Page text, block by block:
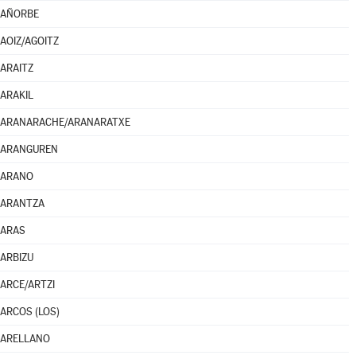
AÑORBE
AOIZ/AGOITZ
ARAITZ
ARAKIL
ARANARACHE/ARANARATXE
ARANGUREN
ARANO
ARANTZA
ARAS
ARBIZU
ARCE/ARTZI
ARCOS (LOS)
ARELLANO